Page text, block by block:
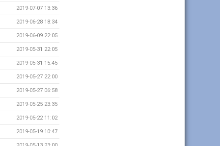
2019-07-07 13:36
2019-06-28 18:34
2019-06-09 22:05
2019-05-31 22:05
2019-05-31 15:45
2019-05-27 22:00
2019-05-27 06:58
2019-05-25 23:35
2019-05-22 11:02
2019-05-19 10:47